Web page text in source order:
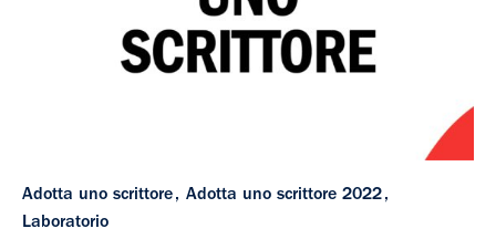
Adotta uno scrittore
Adotta uno scrittore 2022
Laboratorio